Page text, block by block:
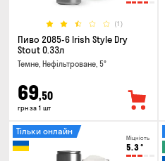
(1)
Пиво 2085-6 Irish Style Dry
Stout 0.33л
Темне, Нефільтроване, 5°
69,50
грн за 1 шт
Міцність
5.3°
Тільки онлайн